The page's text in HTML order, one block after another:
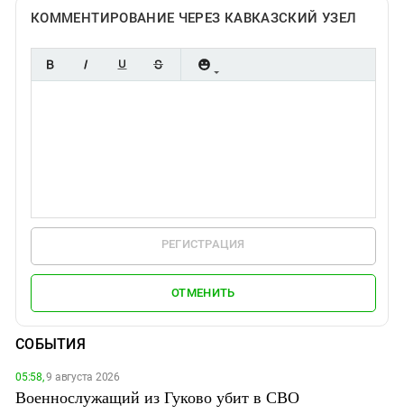
КОММЕНТИРОВАНИЕ ЧЕРЕЗ КАВКАЗСКИЙ УЗЕЛ
РЕГИСТРАЦИЯ
ОТМЕНИТЬ
СОБЫТИЯ
05:58,9 августа 2026
Военнослужащий из Гуково убит в СВО